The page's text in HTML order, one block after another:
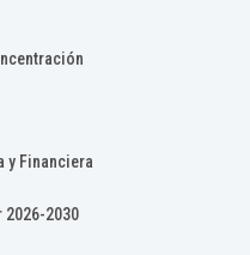
y Financiera
2026-2030